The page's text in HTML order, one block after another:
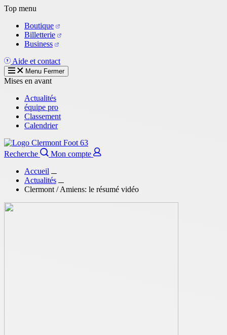
Aller
contenu
principal
Top menu
Boutique
Billetterie
Business
Aide et contact
Menu Fermer
Mises en avant
Actualités
équipe pro
Classement
Calendrier
Recherche
Mon compte
Accueil
Actualités
Clermont / Amiens: le résumé vidéo